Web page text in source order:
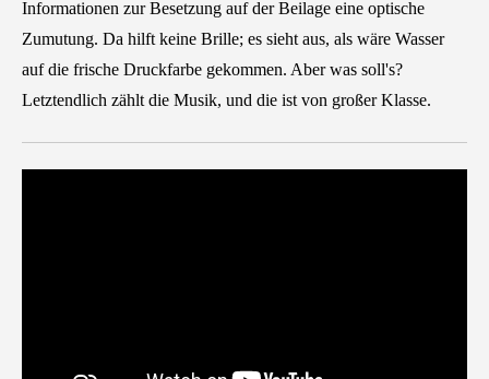
Informationen zur Besetzung auf der Beilage eine optische
Zumutung. Da hilft keine Brille; es sieht aus, als wäre Wasser
auf die frische Druckfarbe gekommen. Aber was soll's?
Letztendlich zählt die Musik, und die ist von großer Klasse.